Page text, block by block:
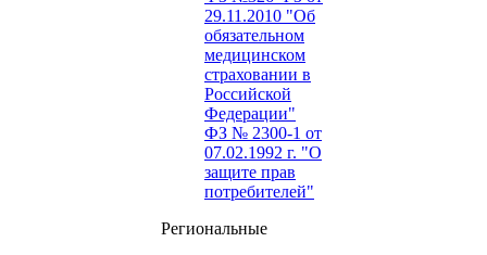
29.11.2010 "Об
обязательном
медицинском
страховании в
Российской
Федерации"
ФЗ № 2300-1 от
07.02.1992 г. "О
защите прав
потребителей"
Региональные